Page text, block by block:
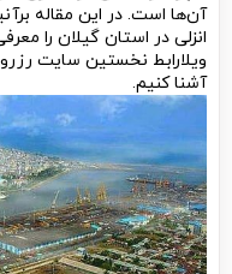
آن‌ها است. در این مقاله
انزلی در استان گیلان را
ویلارابط نخستین سایت
آشنا کنیم.